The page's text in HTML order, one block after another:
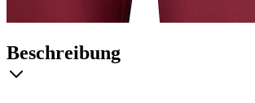
Beschreibung